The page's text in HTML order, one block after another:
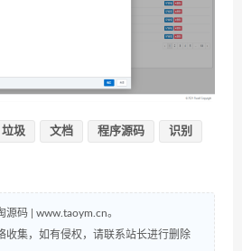
垃圾 文档 程序源码 识别
码 | www.taoym.cn。
集，如有侵权，请联系站长进行删除